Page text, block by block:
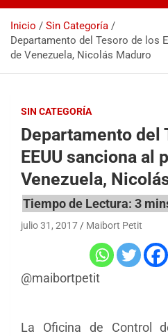
Inicio
Sin Categoría
Departamento del Tesoro de los
de Venezuela, Nicolás Maduro
SIN CATEGORÍA
Departamento del
EEUU sanciona al
Venezuela,
julio 31, 2017 Maibort Petit
@maibortpetit
La Oficina de Control